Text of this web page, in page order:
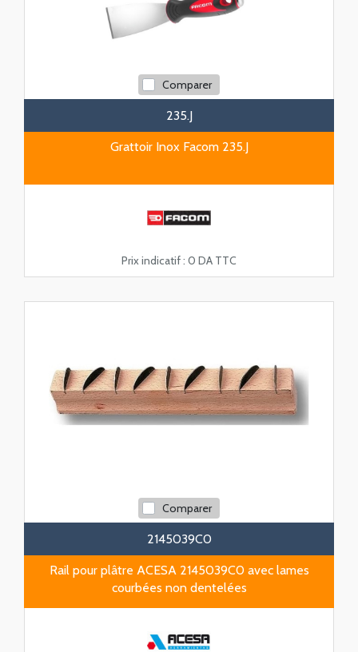
Comparer
235.J
Grattoir Inox Facom 235.J
Prix indicatif : 0 DA TTC
Comparer
2145039C0
Rail pour plâtre ACESA 2145039C0 avec lames
courbées non dentelées